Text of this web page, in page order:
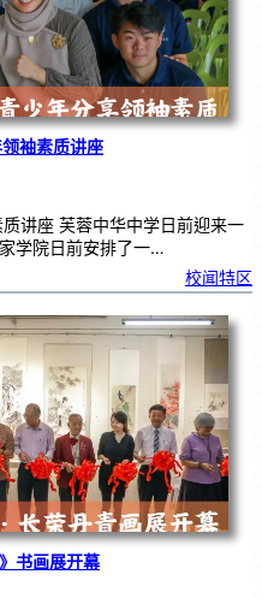
袖素质讲座
讲座 芙蓉中华中学日前迎来一
学院日前安排了一…
校闻特区
书画展开幕